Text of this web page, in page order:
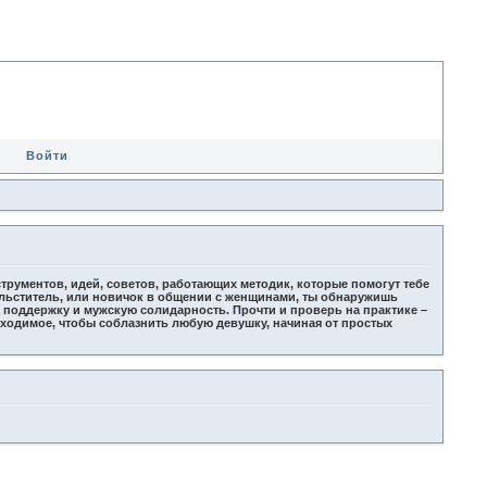
Войти
идей, советов, работающих методик, которые помогут тебе
или новичок в общении с женщинами, ты обнаружишь
и мужскую солидарность. Прочти и проверь на практике –
чтобы соблазнить любую девушку, начиная от простых